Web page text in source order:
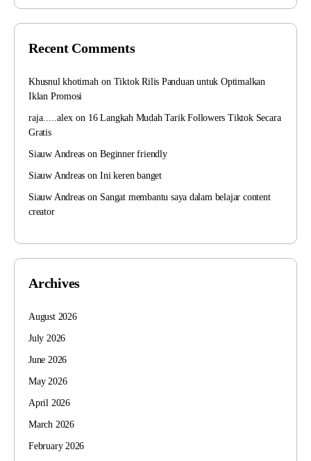
Recent Comments
Khusnul khotimahon Tiktok Rilis Panduan untuk Optimalkan
Iklan Promosi
raja.....alex on 16 Langkah Mudah Tarik Followers Tiktok Secara
Gratis
Siauw Andreas onBeginner friendly
Siauw Andreas onIni keren banget
Siauw Andreas on Sangat membantu saya dalam belajar content
creator
Archives
August 2026
July 2026
June 2026
May 2026
April 2026
March 2026
February 2026